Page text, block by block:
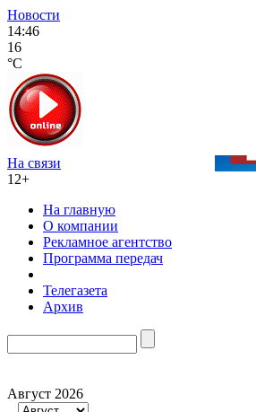
Новости
14:46
16
°C
На связи
12+
На главную
О компании
Рекламное агентство
Программа передач
Телегазета
Архив
Август 2026